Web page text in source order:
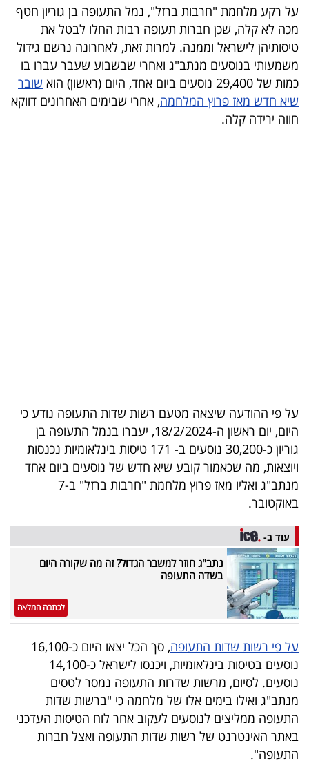
קריירה
ולימודים
מינויים
רייטינג
40
UNDER
40
שיתופי
פעולה
דרושים
ניוזלטרים
מייל
אדום
על רקע מלחמת "חרבות ברזל", נמל התעופה בן גוריון חטף
מכה לא קלה, שכן חברות תעופה רבות החלו לבטל את
טיסותיהן לישראל וממנה. למרות זאת, לאחרונה נרשם גידול
משמעותי בנוסעים מנתב"ג ואחרי שבשבוע שעבר עברו בו
כמות של 29,400 נוסעים ביום אחד, היום (ראשון) הוא
שובר
שיא חדש מאז פרוץ המלחמה, אחרי שבימים האחרונים דווקא
חווה ירידה קלה.
על פי ההודעה שיצאה מטעם רשות שדות התעופה נודע כי
היום, יום ראשון ה-18/2/2024, יעברו בנמל התעופה בן
גוריון כ-30,200 נוסעים ב- 171 טיסות בינלאומיות נכנסות
ויוצאות, מה שכאמור קובע שיא חדש של נוסעים ביום אחד
מנתב"ג ואליו מאז פרוץ מלחמת "חרבות ברזל" ב-7
באוקטובר.
עוד ב-
נתב"ג חוזר למשבר הגדול? זה מה שקורה היום
בשדה התעופה
לכתבה המלאה
על פי רשות שדות התעופה
, סך הכל יצאו היום כ-16,100
נוסעים בטיסות בינלאומיות, ויכנסו לישראל כ-14,100
נוסעים. לסיום, מרשות שדרות התעופה נמסר לטסים
מנתב"ג ואילו בימים אלו של מלחמה כי "ברשות שדות
התעופה ממליצים לנוסעים לעקוב אחר לוח הטיסות העדכני
באתר האינטרנט של רשות שדות התעופה ואצל חברות
התעופה".